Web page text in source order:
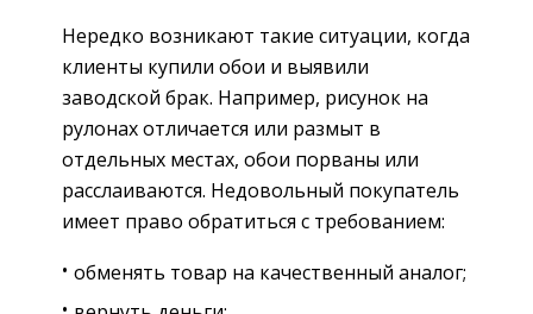
Нередко возникают такие ситуации, когда
клиенты купили обои и выявили
заводской брак. Например, рисунок на
рулонах отличается или размыт в
отдельных местах, обои порваны или
расслаиваются. Недовольный покупатель
имеет право обратиться с требованием:
обменять товар на качественный аналог;